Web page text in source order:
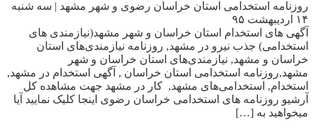
روزنامه استخدامی استان خراسان رضوی و شهر مشهد | سه شنبه
۱۴ اردیبهشت ۹۵
آگهی های استخدام استان خراسان و شهر مشهد(نیازمندی های
استخدامی) جذب نیرو در مشهد, روزنامه نیازمندی‌های استان
خراسان و مشهد, نیازمندی‌های استان خراسان و شهر
مشهد,روزنامه استخدامی استان خراسان , آگهی استخدام در مشهد,
استخدام, استخدامی‌های مشهد, کار در مشهد جهت مشاهده کل
آرشیو روزنامه های استخدامی خراسان رضوی اینجا کلیک نمایید آیا
میخواهید به […]